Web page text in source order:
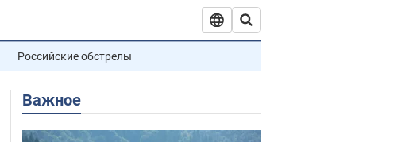
Российские обстрелы
Важное